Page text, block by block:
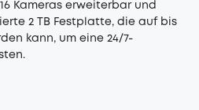
Kameras erweiterbar und
2 TB Festplatte, die auf bis
kann, um eine 24/7-